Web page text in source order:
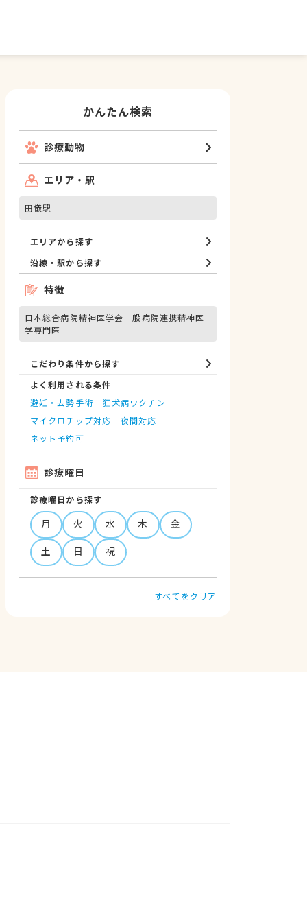
かんたん検索
診療動物
エリア・駅
田儀駅
エリアから探す
沿線・駅から探す
特徴
日本総合病院精神医学会一般病院連携精神医
学専門医
こだわり条件から探す
よく利用される条件
避妊・去勢手術
狂犬病ワクチン
マイクロチップ対応
夜間対応
ネット予約可
診療曜日
診療曜日から探す
月 火 水 木
金
土
日 祝
すべてをクリア